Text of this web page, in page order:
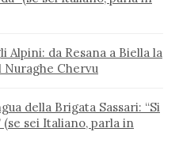
Alpini: da Resana a Biella la
Nuraghe Chervu
della Brigata Sassari: “Si
(se sei Italiano, parla in